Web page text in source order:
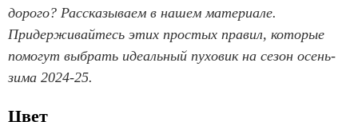
дорого? Рассказываем в нашем материале.
Придерживайтесь этих простых правил, которые
помогут выбрать идеальный пуховик на сезон осень-
зима 2024-25.
Цвет